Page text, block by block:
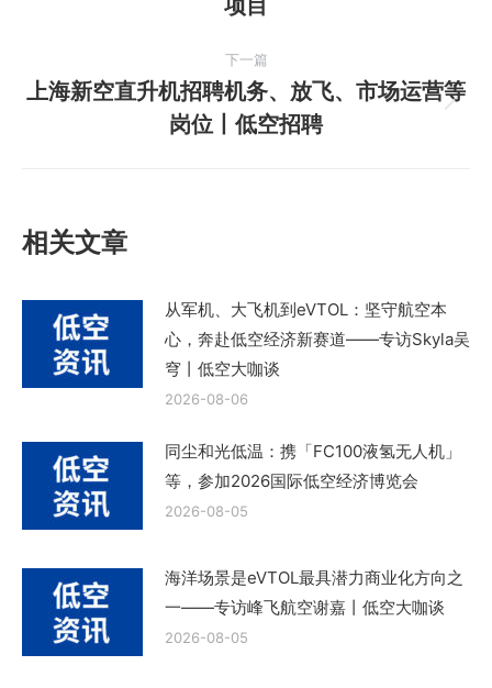
文
章：
项目
下一篇
下
一
上海新空直升机招聘机务、放飞、市场运营等
岗位丨低空招聘
相关文章
从军机、大飞机到eVTOL：坚守航空本
心，奔赴低空经济新赛道——专访Skyla吴
穹丨低空大咖谈
2026-08-06
同尘和光低温：携「FC100液氢无人机」
等，参加2026国际低空经济博览会
2026-08-05
海洋场景是eVTOL最具潜力商业化方向之
一——专访峰飞航空谢嘉丨低空大咖谈
2026-08-05